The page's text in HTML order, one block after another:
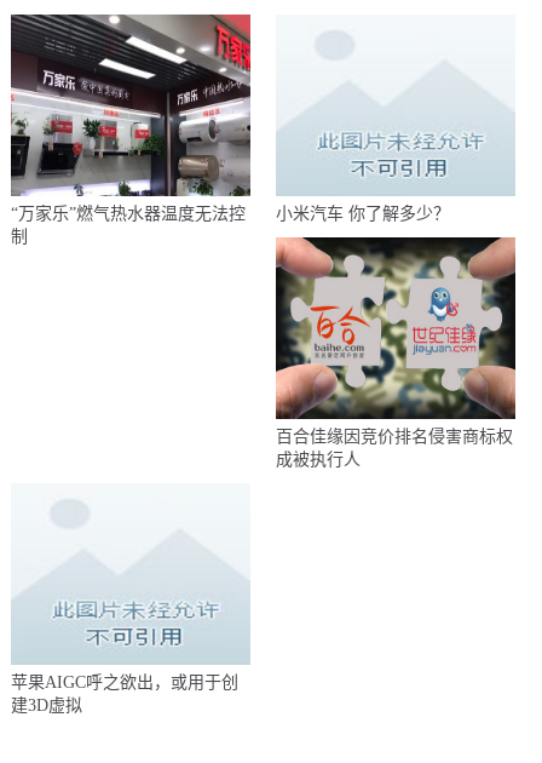
“万家乐”燃气热水器温度无法控
制
小米汽车 你了解多少？
百合佳缘因竞价排名侵害商标权
成被执行人
苹果AIGC呼之欲出，或用于创
建3D虚拟